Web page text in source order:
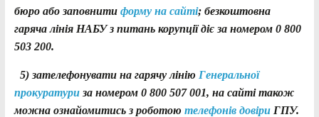
бюро або заповнити форму на сайті; безкоштовна
гаряча лінія НАБУ з питань корупції діє за номером 0 800
503 200.
5) зателефонувати на гарячу лінію Генеральної
прокуратуриза номером 0 800 507 001, на сайті також
можна ознайомитись з роботою телефонів довіриГПУ.